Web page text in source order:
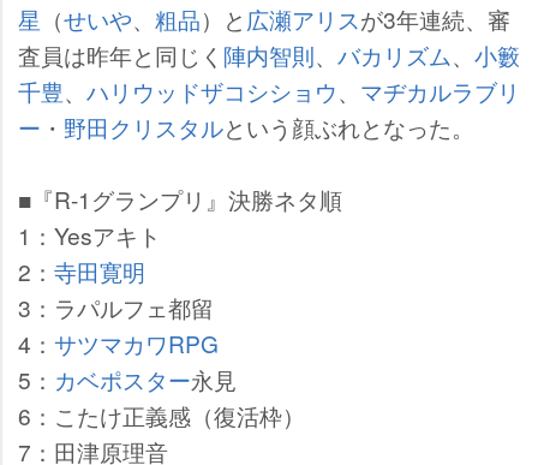
星 （せい、 粗品）と 広瀬アリスが3年連続、審
査員は昨年と同じく 陣内智則、 バカリズム、 小籔
千豊、 ハリウッドザコシショウ、 マヂカルラブリ
ー ・ 野田クリスタルという顔ぶれとなった。
■『R-1グランプリ』決勝ネタ順
1：Yesアキト
2： 寺田寛明
3：ラパルフェ都留
4： サツマカワRPG
5： カベポスター永見
6：こたけ正義感（復活枠）
7：田津原理音